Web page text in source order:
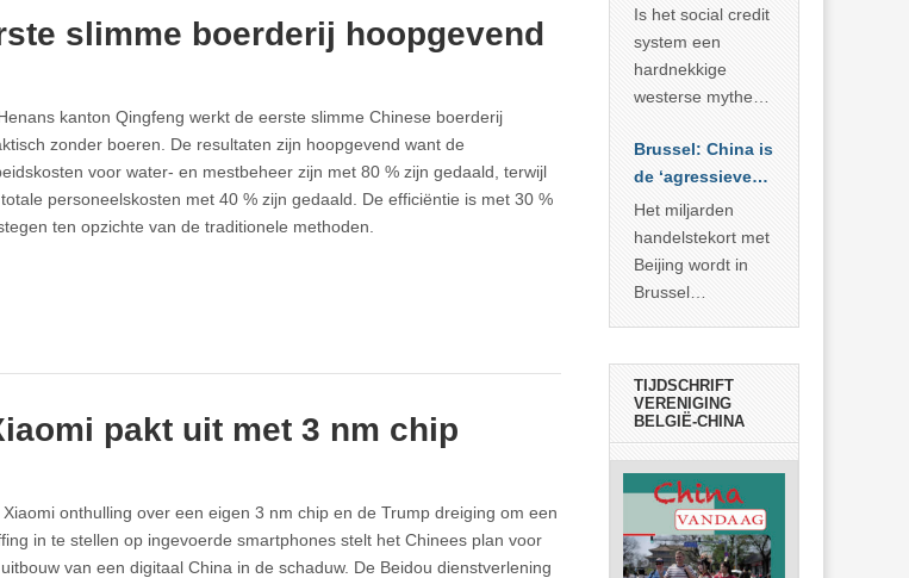
slimme boerderij hoopgevend
kanton Qingfeng werkt de eerste slimme Chinese boerderij
zonder boeren. De resultaten zijn hoopgevend want de
voor water- en mestbeheer zijn met 80 % zijn gedaald, terwijl
personeelskosten met 40 % zijn gedaald. De efficiëntie is met 30 %
ten opzichte van de traditionele methoden.
pakt uit met 3 nm chip
Xiaomi onthulling over een eigen 3 nm chip en de Trump dreiging om een
in te stellen op ingevoerde smartphones stelt het Chinees plan voor
van een digitaal China in de schaduw. De Beidou dienstverlening
meer dan 800
miljoen mensen
uit de armoede
… >> lees meer
Is het social credit
system een
hardnekkige
westerse mythe of
realiteit in China?
Brussel: China is
de ‘agressieve
schuldige’
Het miljarden
handelstekort met
Beijing wordt in
Brussel
economische
agressie. In
werkelijkheid
verhult die
spectaculaire
rekensom vooral
de industriële
achterstand die
TIJDSCHRIFT
VERENIGING
BELGIË-CHINA